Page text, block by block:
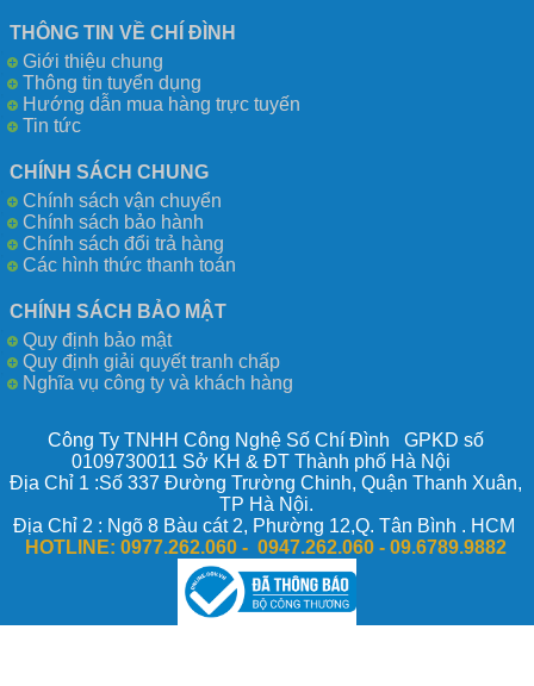
THÔNG TIN VỀ CHÍ ĐÌNH
Giới thiệu chung
Thông tin tuyển dụng
Hướng dẫn mua hàng trực tuyến
Tin tức
CHÍNH SÁCH CHUNG
Chính sách vận chuyển
Chính sách bảo hành
Chính sách đổi trả hàng
Các hình thức thanh toán
CHÍNH SÁCH BẢO MẬT
Quy định bảo mật
Quy định giải quyết tranh chấp
Nghĩa vụ công ty và khách hàng
Công Ty TNHH Công Nghệ Số Chí Đình GPKD số
0109730011 Sở KH & ĐT Thành phố Hà Nội
Địa Chỉ 1 :Số 337 Đường Trường Chinh, Quận Thanh Xuân,
TP Hà Nội.
Địa Chỉ 2 : Ngõ 8 Bàu cát 2, Phường 12,Q. Tân Bình . HCM
HOTLINE: 0977.262.060 - 0947.262.060 -09.6789.9882